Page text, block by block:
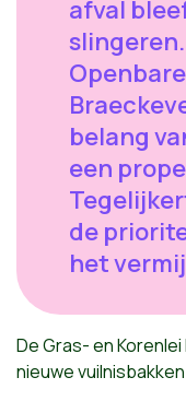
afval
belang
een
de
het
De Gras- en
nieuwe